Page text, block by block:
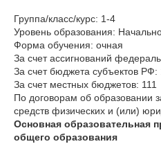
Группа/класс/курс: 1-4
Уровень образования:
Форма обучения: очная
За счет ассигнований
За счет бюджета субъектов РФ:
За счет местных бюджетов: 111
По договорам об образовании
средств физических и (или)
Основная образовательная
общего образования